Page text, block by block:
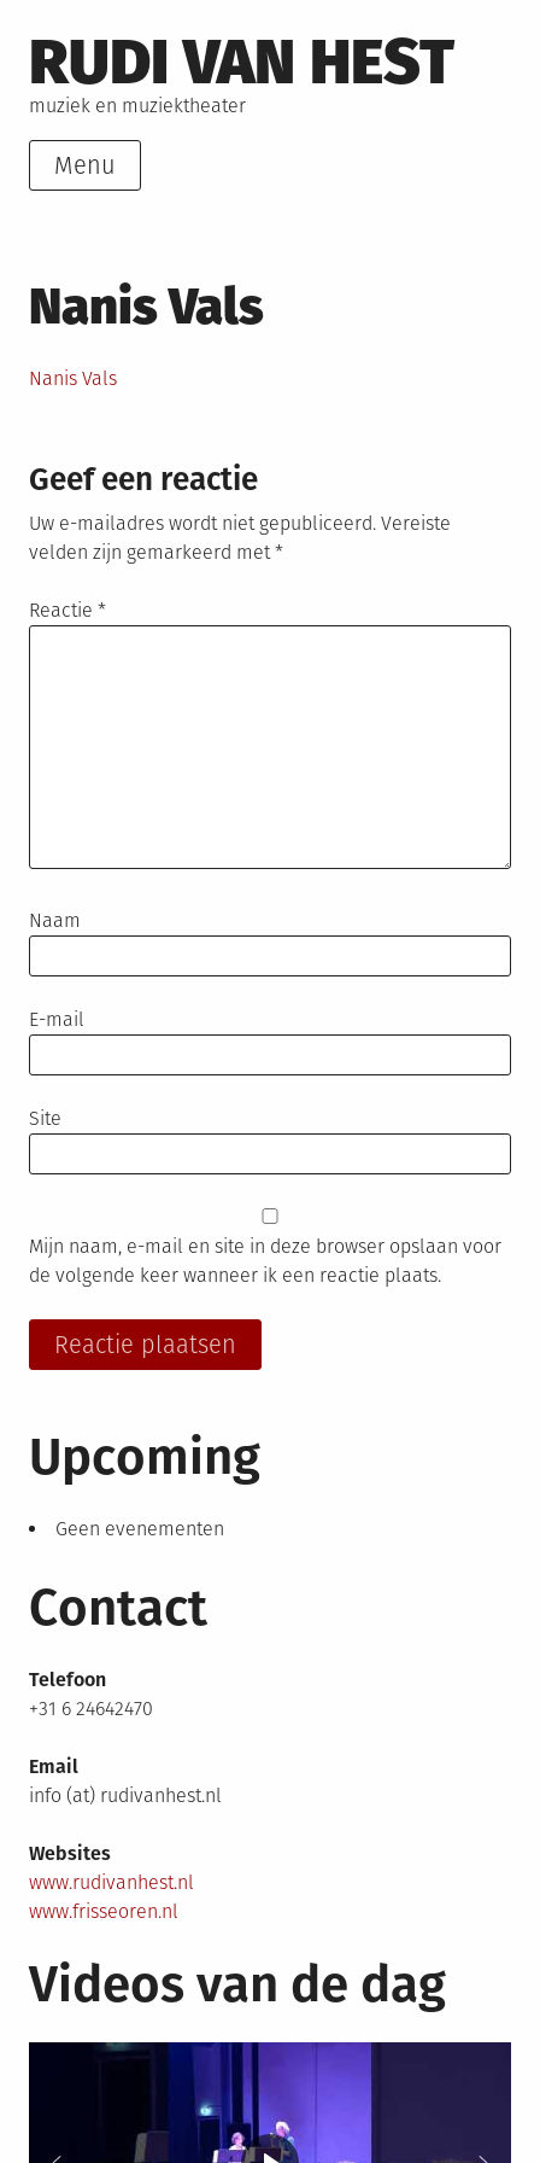
to
content
RUDI VAN HEST
muziek en muziektheater
Menu
Nanis Vals
Nanis Vals
Geef een reactie
Uw e-mailadres wordt niet gepubliceerd. Vereiste
velden zijn gemarkeerd met*
Reactie *
Naam
E-mail
Site
Mijn naam, e-mail en site in deze browser opslaan voor
de volgende keer wanneer ik een reactie plaats.
Upcoming
Geen evenementen
Contact
Telefoon
+31 6 24642470
Email
info (at) rudivanhest.nl
Websites
www.rudivanhest.nl
www.frisseoren.nl
Videos van de dag